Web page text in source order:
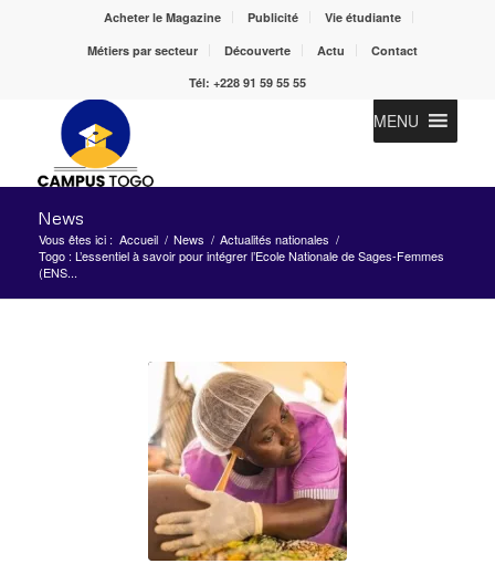
Acheter le Magazine Publicité
Vie étudiante
Métiers par secteur
Découverte Actu
Contact
Tél: +228 91 59 55 55
MENU
News
Vous êtes ici : Accueil / News / Actualités nationales /
Togo : L’essentiel à savoir pour intégrer l’Ecole Nationale de Sages-Femmes
(ENS...